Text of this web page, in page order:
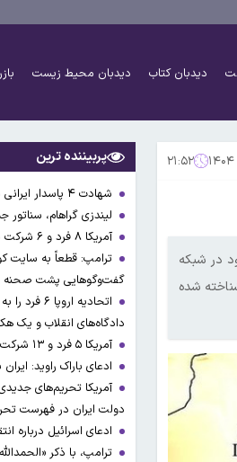
دیدبان کتاب دیدبان محیط زیست
۲۱:۵۲
در شبکه
شده
پربیننده ترین
شهادت ۴ پاسدار ایرانی در حمله دیشب آمریکت و عربستان به عراق
لیندزی گراهام،
آمریکا ۸ فرد و ۶ شرکت در ارتباط با دولت ایران را تحریم کرد
ترامپ: قطعاً به سایت
گفت‌وگوهایی پشت صحنه
اتحادیه
دادگاه‌های انقلاب و یک
آمریکا ۵ فرد و ۱۳ شرکت و صرافی را تحریم کرد+اسامی
ادعای باراک راوید:
دولت ایران در فهرست
ادعای اسرائیل درباره
ترامپ، با ذکر